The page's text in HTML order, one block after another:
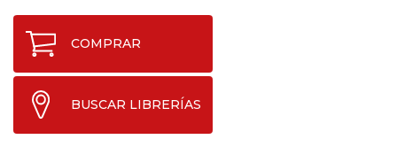
COMPRAR
BUSCAR LIBRERÍAS